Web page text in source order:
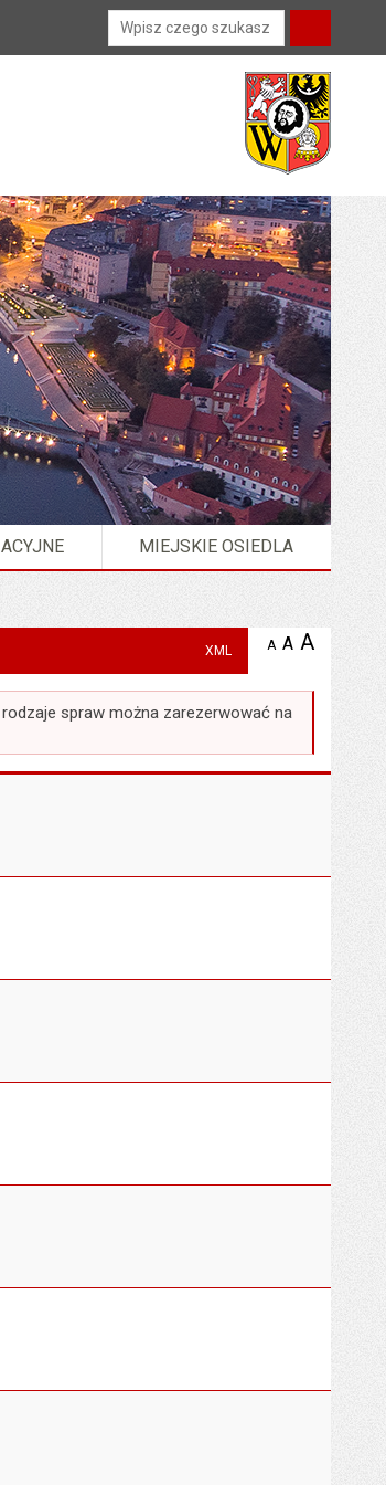
Wyszukiwarka
MIEJSKIE OSIEDLA
XML A zmniejsz
A domyślna
tekstu na
A
rodzaje spraw można zarezerwować na